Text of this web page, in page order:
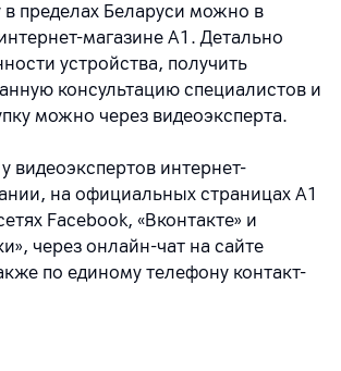
пределах Беларуси можно в
магазине А1. Детально
устройства, получить
консультацию специалистов и
можно через видеоэксперта.
видеоэкспертов интернет-
на официальных страницах A1
Facebook, «Вконтакте» и
через онлайн-чат на сайте
по единому телефону контакт-